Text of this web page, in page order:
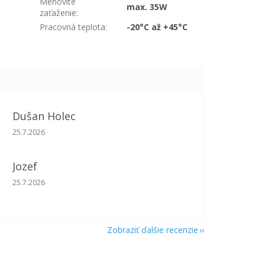
zaťaženie:
max. 35W
Pracovná teplota: -20°C až +45°C
Dušan Holec
Hodnotenie obchodu je 5 z 5 hviezdičiek.
25.7.2026
Jozef
Hodnotenie obchodu je 5 z 5 hviezdičiek.
25.7.2026
Zobraziť ďalšie recenzie